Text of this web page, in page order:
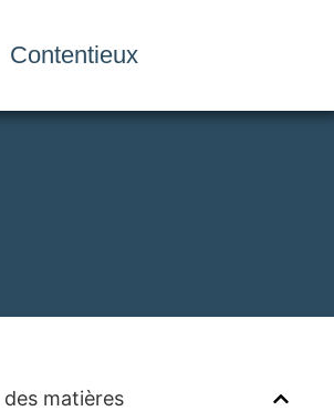
Contentieux
des matières